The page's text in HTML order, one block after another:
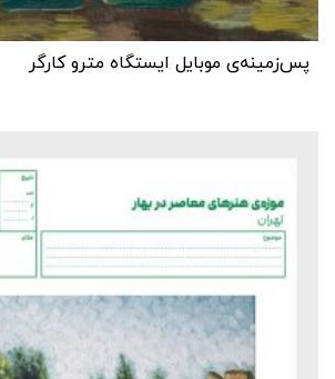
پس‌زمینه‌ی موبایل ایستگاه مترو کارگر